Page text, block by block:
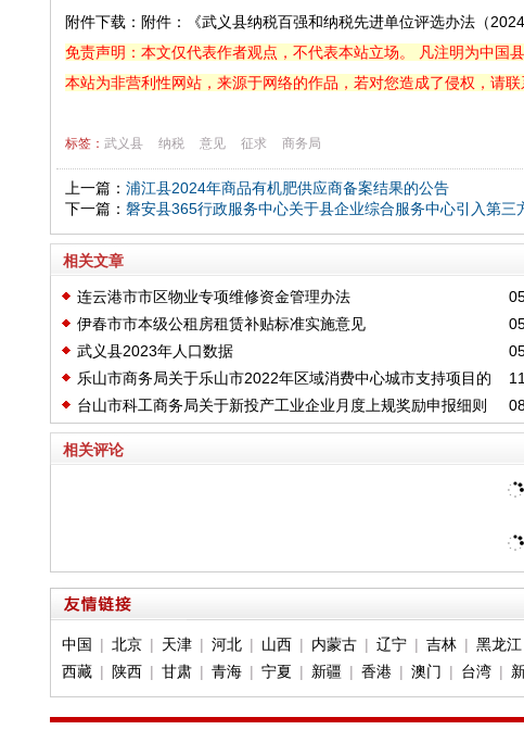
附件下载：附件：《武义县纳税百强和纳税先进单位评选办法（
免责声明：本文仅代表作者观点，不代表本站立场。 凡注明为中国
本站为非营利性网站，来源于网络的作品，若对您造成了侵权，请联
标签： 武义县 纳税 意见 征求 商务局
上一篇： 浦江县2024年商品有机肥供应商备案结果的公告
下一篇： 磐安县365行政服务中心关于县企业综合服务中心引入第三
相关文章
连云港市市区物业专项维修资金管理办法
伊春市市本级公租房租赁补贴标准实施意见
武义县2023年人口数据
乐山市商务局关于乐山市2022年区域消费中心城市支持项目的
公示
台山市科工商务局关于新投产工业企业月度上规奖励申报细则
相关评论
中国 | 北京| 天津| 河北| 山西| 内蒙古| 辽宁| 吉林| 黑龙江
西藏| 陕西| 甘肃| 青海| 宁夏 | 新疆 | 香港| 澳门 | 台湾|